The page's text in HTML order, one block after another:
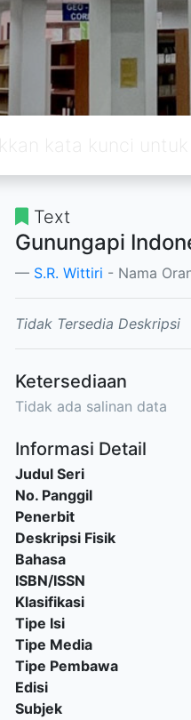
Text
Gunungapi
S.R. Wittiri - Nama
Tidak Tersedia Deskripsi
Ketersediaan
Tidak ada salinan data
Informasi Detail
Judul Seri
No. Panggil
Penerbit
Deskripsi Fisik
Bahasa
ISBN/ISSN
Klasifikasi
Tipe Isi
Tipe Media
Tipe Pembawa
Edisi
Subjek